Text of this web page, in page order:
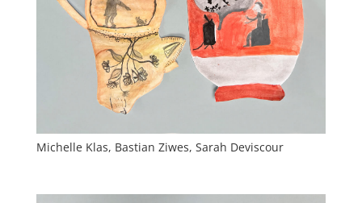
Michelle Klas, Bastian Ziwes, Sarah Deviscour